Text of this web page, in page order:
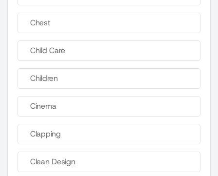
Chest
Child Care
Children
Cinema
Clapping
Clean Design